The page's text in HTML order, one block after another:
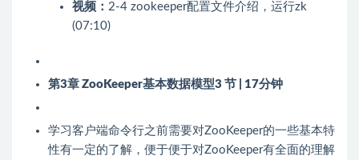
视频： 2-4 zookeeper配置文件介绍，运行zk
(07:10)
第3章 ZooKeeper基本数据模型3 节 | 17分钟
学习客户端命令行之前需要对ZooKeeper的一些基本特
性有一定的了解，便于便于对ZooKeeper有全面的理解